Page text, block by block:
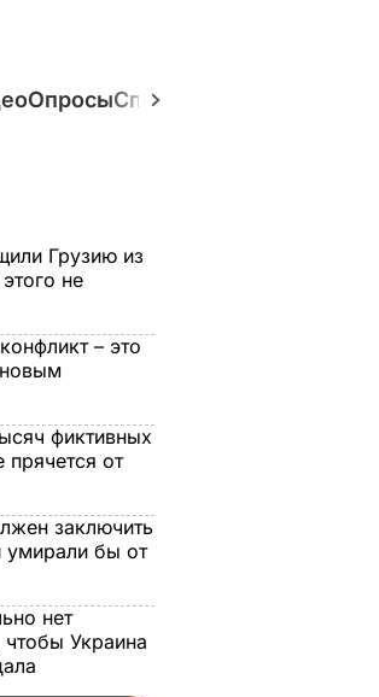
ОпросыСпецпроекты
Грузию из
не
– это
фиктивных
от
заключить
умирали бы от
нет
Украина